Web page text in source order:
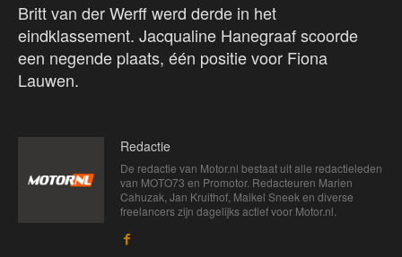
Britt van der Werff werd derde in het
eindklassement. Jacqualine Hanegraaf scoorde
een negende plaats, één positie voor Fiona
Lauwen.
Redactie
De redactie van Motor.nl bestaat uit alle redactieleden
van MOTO73 en Promotor. Redacteuren Marien
Cahuzak, Jan Kruithof, Maikel Sneek en diverse
freelancers zijn dagelijks actief voor Motor.nl.